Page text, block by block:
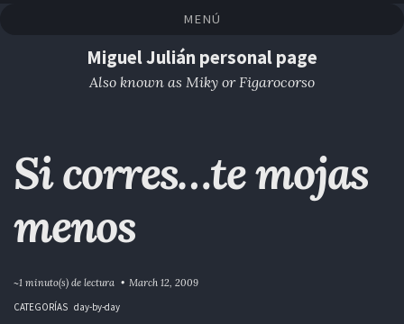
MENÚ
Miguel Julián personal page
Also known as Miky or Figarocorso
Si corres…te mojas
menos
~1 minuto(s) de lectura
March 12, 2009
CATEGORÍAS day-by-day